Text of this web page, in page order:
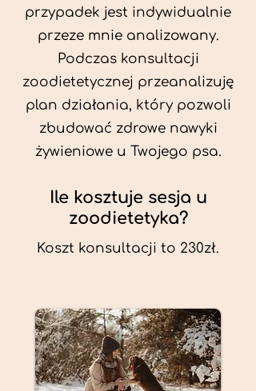
przypadek jest indywidualnie
przeze mnie analizowany.
Podczas konsultacji
zoodietetycznej przeanalizuję
plan działania, który pozwoli
zbudować zdrowe nawyki
żywieniowe u Twojego psa.
Ile kosztuje sesja u
zoodietetyka?
Koszt konsultacji to 230zł.